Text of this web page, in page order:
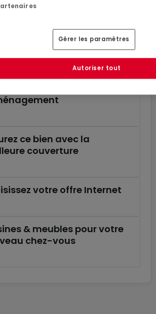
en toute
services pour un déménagement
ce bien avec la
couverture
votre offre Internet
& meubles pour votre
chez-vous
Gérer les paramètres
Autoriser tout